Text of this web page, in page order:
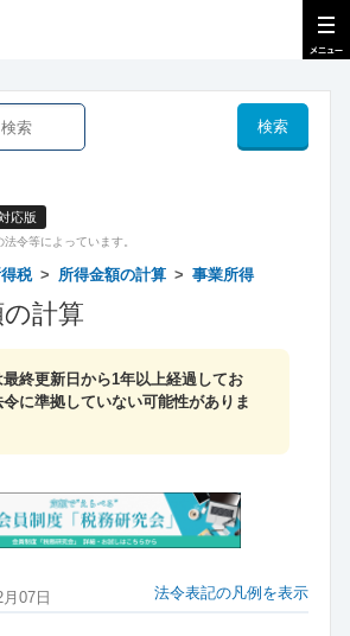
検索
応版
令等によっています。
税 所得金額の計算 事業所得
計算
最終更新日から1年以上経過してお
令に準拠していない可能性がありま
07日 法令表記の凡例を表示